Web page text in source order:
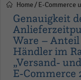
Home E-Commerce
Genauigkeit
Ware –
Händler im
„Versand-
E-Commerce